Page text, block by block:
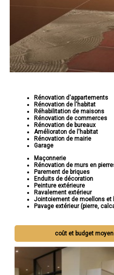
Rénovation d'appartements
Rénovation de l'habitat
Réhabilitation de maisons
Rénovation de commerces
Rénovation de bureaux
Amélioraton de l'habitat
Rénovation de mairie
Garage
Maçonnerie
Rénovation de murs en
Parement de briques
Enduits de décoration
Peinture extérieure
Ravalement extérieur
Jointoiement de moellons et
Pavage extérieur (pierre,
coût et budget